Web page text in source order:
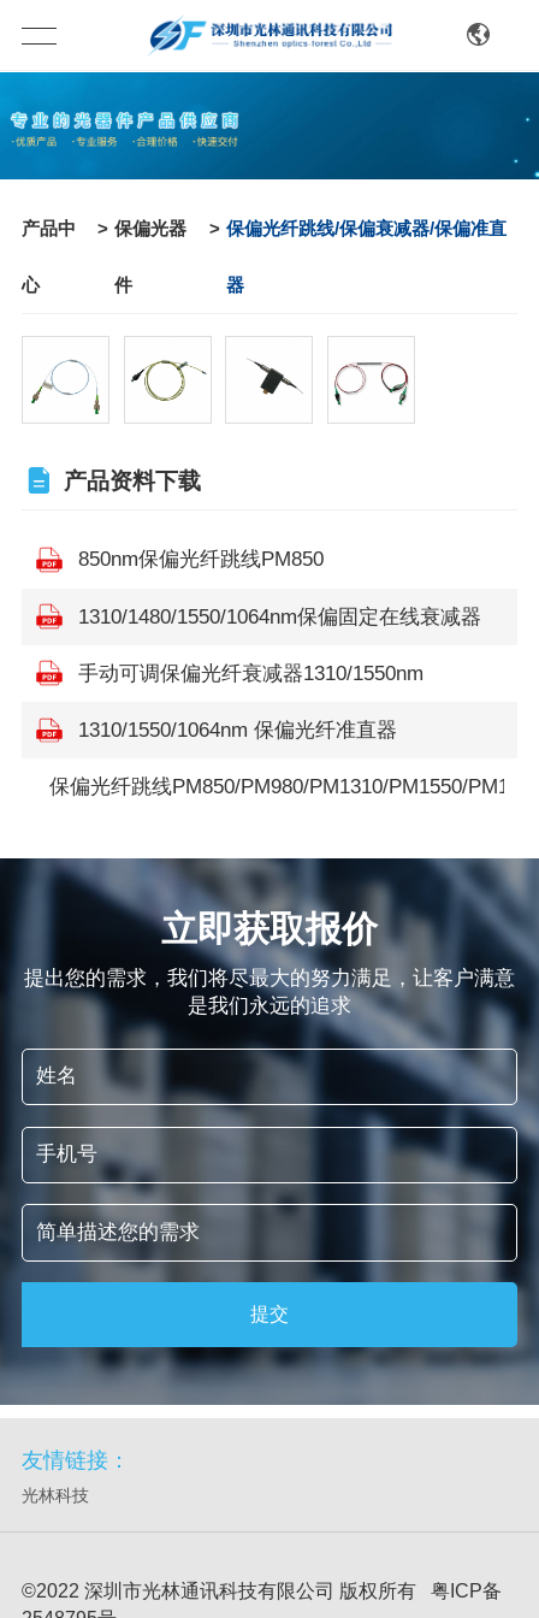
产品中
心
> 保偏光器
件
> 保偏光纤跳线/保偏衰减器/保偏准直
器
产品资料下载
850nm保偏光纤跳线PM850
1310/1480/1550/1064nm保偏固定在线衰减器
手动可调保偏光纤衰减器1310/1550nm
1310/1550/1064nm 保偏光纤准直器
保偏光纤跳线PM850/PM980/PM1310/PM1550/
立即获取报价
提出您的需求，我们将尽最大的努力满足，让客户满意
是我们永远的追求
提交
友情链接：
光林科技
©2022 深圳市光林通讯科技有限公司 版权所有 粤ICP备